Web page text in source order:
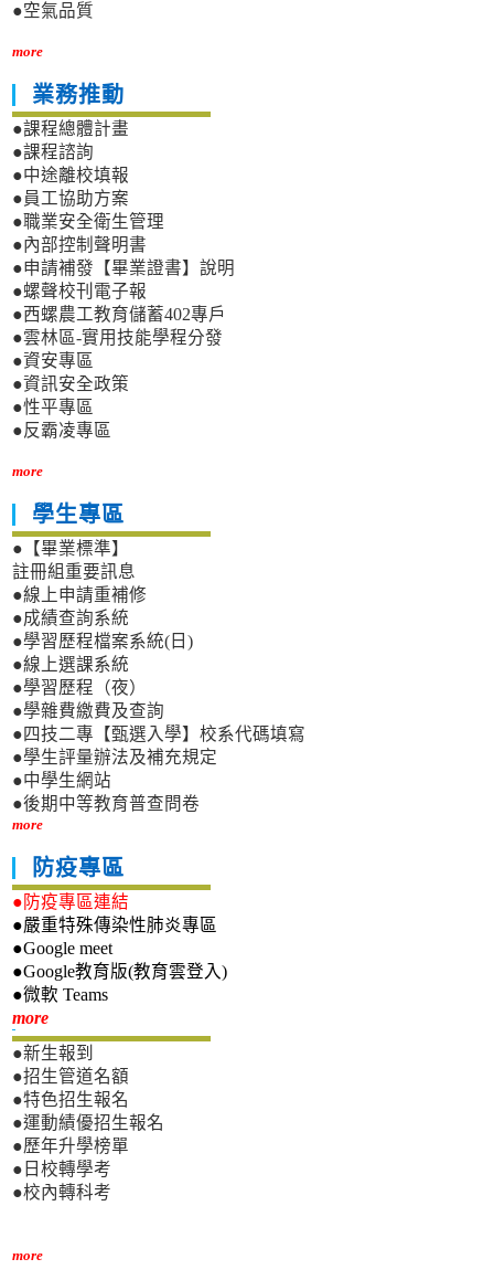
●空氣品質
more
業務推動
●課程總體計畫
●課程諮詢
●中途離校填報
●員工協助方案
●職業安全衛生管理
●內部控制聲明書
●申請補發【畢業證書】說明
●螺聲校刊電子報
●西螺農工教育儲蓄402專戶
●雲林區-實用技能學程分發
●資安專區
●資訊安全政策
●性平專區
●反霸凌專區
more
學生專區
●【畢業標準】
註冊組重要訊息
●線上申請重補修
●成績查詢系統
●學習歷程檔案系統(日)
●線上選課系統
●學習歷程（夜）
●學雜費繳費及查詢
●四技二專【甄選入學】校系代碼填寫
●學生評量辦法及補充規定
●中學生網站
●後期中等教育普查問卷
more
防疫專區
●防疫專區連結
●嚴重特殊傳染性肺炎專區
●Google meet
●Google教育版(教育雲登入)
●微軟 Teams
more新生專區
●新生報到
●招生管道名額
●特色招生報名
●運動績優招生報名
●歷年升學榜單
●日校轉學考
●校內轉科考
more